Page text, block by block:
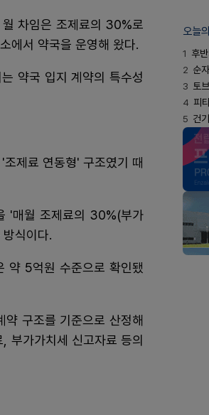
차임은 조제료의 30%로
에서 약국을 운영해 왔다.
약국 입지 계약의 특수성
제료 연동형' 구조였기 때
'매월 조제료의 30%(부가
식이다.
약 5억원 수준으로 확인됐
구조를 기준으로 산정해
부가가치세 신고자료 등의
오늘
1 후반
2 순
3 토
4 피
5 건